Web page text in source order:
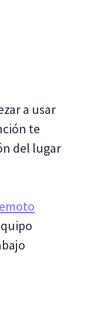
a usar
te
del lugar